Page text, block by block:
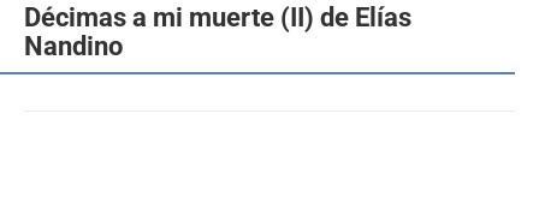
Décimas a mi muerte (II) de Elías
Nandino